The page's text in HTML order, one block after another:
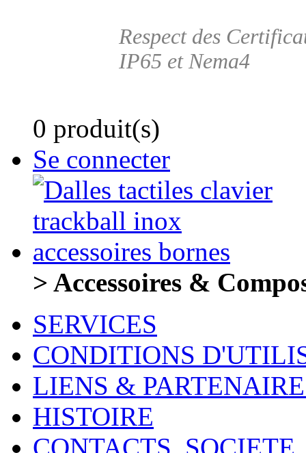
Respect des
IP65 et Nema4
0 produit(s)
Se connecter
> Accessoires &
SERVICES
CONDITIONS
LIENS &
HISTOIRE